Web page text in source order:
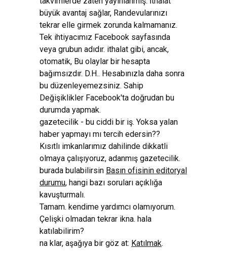
büyük avantaj sağlar, Randevularınızı
tekrar elle girmek zorunda kalmamanız.
Tek ihtiyacımız Facebook sayfasında
veya grubun adıdır. ithalat gibi, ancak,
otomatik, Bu olaylar bir hesapta
bağımsızdır. D.H.. Hesabınızla daha sonra
bu düzenleyemezsiniz. Sahip
Değişiklikler Facebook'ta doğrudan bu
durumda yapmak.
gazetecilik - bu ciddi bir iş. Yoksa yalan
haber yapmayı mı tercih edersin??
Kısıtlı imkanlarımız dahilinde dikkatli
olmaya çalışıyoruz, adanmış gazetecilik.
burada bulabilirsin Basın ofisinin editoryal
durumu, hangi bazı soruları açıklığa
kavuşturmalı.
Tamam. kendime yardımcı olamıyorum.
Çelişki olmadan tekrar ikna. hala
katılabilirim?
na klar, aşağıya bir göz at: Katılmak.